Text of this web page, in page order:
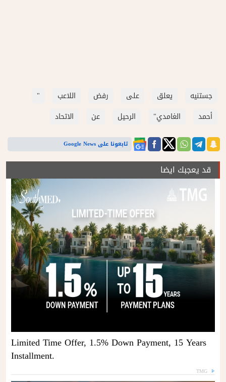
جستنيه يعلق على رفض اللاعب
"
أحمد
الغامدي" الرحيل عن الاتحاد
تابعونا على Google News
قد يعجبك ايضا
Limited Time Offer, 1.5% Down Payment, 15 Years
Installment.
TMG